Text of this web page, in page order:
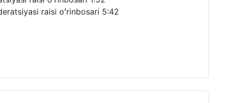
raisi oʻrinbosari 5:42